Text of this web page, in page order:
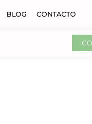
BLOG CONTACTO